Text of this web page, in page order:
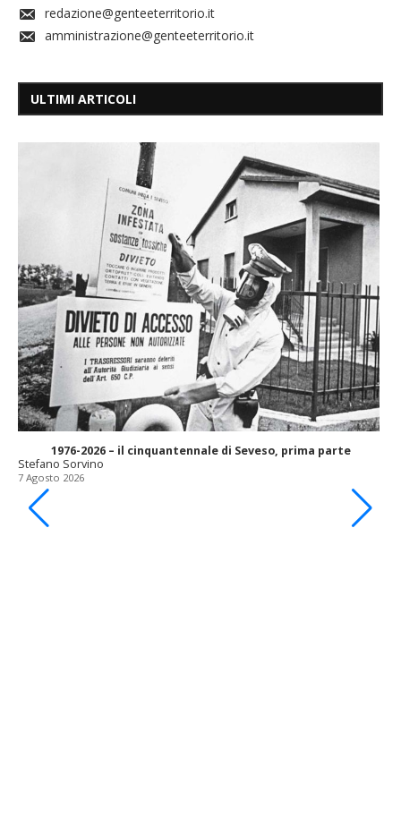
redazione@genteeterritorio.it
amministrazione@genteeterritorio.it
ULTIMI ARTICOLI
1976-2026 – il cinquantennale di Seveso, prima parte
Stefano Sorvino
7 Agosto 2026